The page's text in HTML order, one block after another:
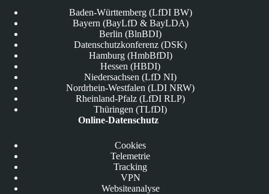
Baden-Württemberg (LfDI BW)
Bayern (BayLfD & BayLDA)
Berlin (BlnBDI)
Datenschutzkonferenz (DSK)
Hamburg (HmbBfDI)
Hessen (HBDI)
Niedersachsen (LfD NI)
Nordrhein-Westfalen (LDI NRW)
Rheinland-Pfalz (LfDI RLP)
Thüringen (TLfDI)
Online-Datenschutz
Cookies
Telemetrie
Tracking
VPN
Websiteanalyse